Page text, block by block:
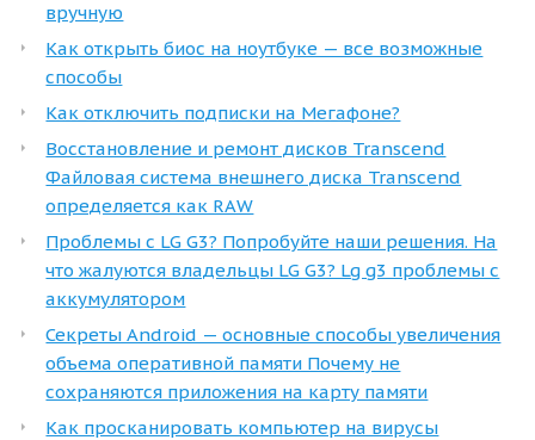
вручную
Как открыть биос на ноутбуке — все возможные
способы
Как отключить подписки на Мегафоне?
Восстановление и ремонт дисков Transcend
Файловая система внешнего диска Transcend
определяется как RAW
Проблемы с LG G3? Попробуйте наши решения. На
что жалуются владельцы LG G3? Lg g3 проблемы с
аккумулятором
Секреты Android — основные способы увеличения
объема оперативной памяти Почему не
сохраняются приложения на карту памяти
Как просканировать компьютер на вирусы